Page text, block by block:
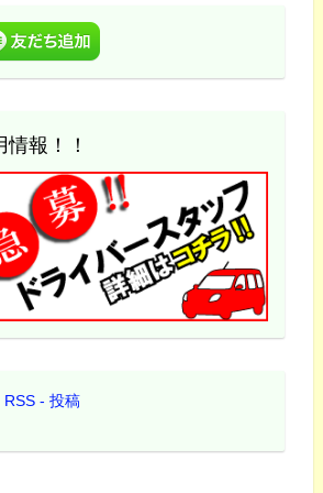
情報！！
RSS - 投稿